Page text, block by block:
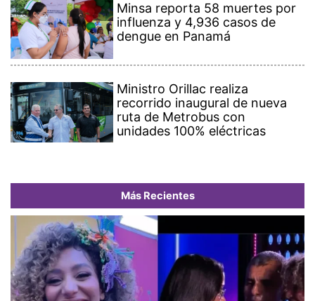
Minsa reporta 58 muertes por
influenza y 4,936 casos de
dengue en Panamá
Ministro Orillac realiza
recorrido inaugural de nueva
ruta de Metrobus con
unidades 100% eléctricas
Más Recientes